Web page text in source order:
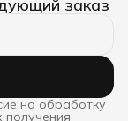
заказ
на обработку
получения